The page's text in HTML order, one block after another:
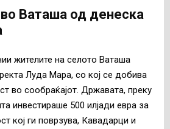
Ваташа од денеска
жителите на селото Ваташа
Луда Мара, со кој се добива
во сообраќајот. Државата, преку
инвестираше 500 илјади евра за
кој ги поврзува, Кавадарци и